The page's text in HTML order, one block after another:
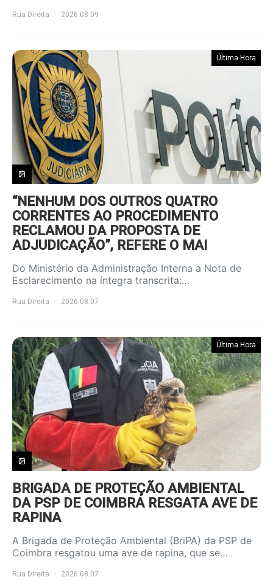
Rua Direita 2026.08.09
Última Hora
“NENHUM DOS OUTROS QUATRO
CORRENTES AO PROCEDIMENTO
RECLAMOU DA PROPOSTA DE
ADJUDICAÇÃO”, REFERE O MAI
Do Ministério da Administração Interna a Nota de
Esclarecimento na íntegra transcrita:…
Rua Direita 2026.08.07
Última Hora
BRIGADA DE PROTEÇÃO AMBIENTAL
DA PSP DE COIMBRA RESGATA AVE DE
RAPINA
A Brigada de Proteção Ambiental (BriPA) da PSP de
Coimbra resgatou uma ave de rapina, que se…
Rua Direita 2026.08.07